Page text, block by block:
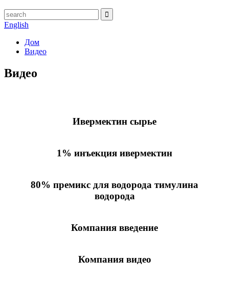
English
Дом
Видео
Видео
Ивермектин сырье
1% инъекция ивермектин
80% премикс для водорода тимулина
водорода
Компания введение
Компания видео